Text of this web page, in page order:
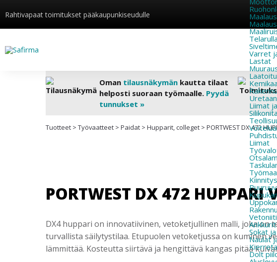
Rahtivapaat toimitukset pääkaupunkiseudulle
Varret
Lastat
Liimat
Liimat
Sokat
Naulat
Dolt
Oman tilausnäkymänkautta tilaat
helposti suoraan työmaalle. Pyydä
tunnukset »
Tuotteet > Työvaatteet > Paidat > Hupparit, colleget > PORTWEST DX 472
PORTWEST DX 472 HUPPARI
DX4 huppari on innovatiivinen, vetoketjullinen malli, joka on
turvallista säilytystilaa. Etupuolen vetoketjussa on kuminen
lämmittää. Kosteutta siirtävä ja hengittävä kangas pitää